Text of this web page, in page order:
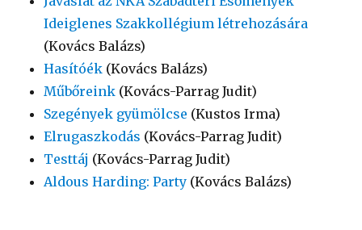
Ideiglenes Szakkollégium létrehozására
(Kovács Balázs)
Hasítóék (Kovács Balázs)
Műbőreink (Kovács-Parrag Judit)
Szegények gyümölcse (Kustos Irma)
Elrugaszkodás (Kovács-Parrag Judit)
Testtáj (Kovács-Parrag Judit)
Aldous Harding: Party (Kovács Balázs)